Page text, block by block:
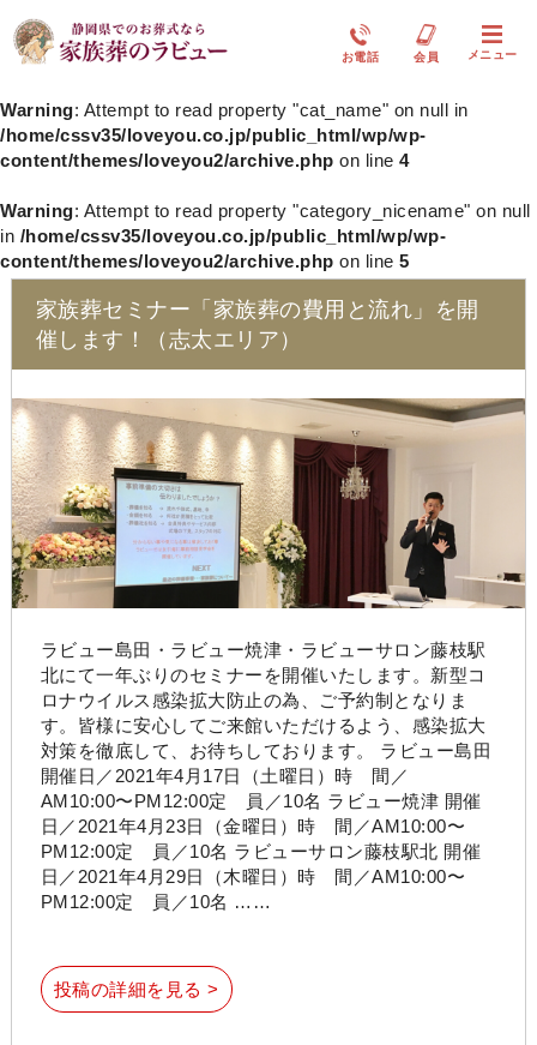
お電話 会員 メニュー
Warning: Attempt to read property "cat_name" on null in
/home/cssv35/loveyou.co.jp/public_html/wp/wp-
content/themes/loveyou2/archive.php on line 4
Warning: Attempt to read property "category_nicename" on null
in /home/cssv35/loveyou.co.jp/public_html/wp/wp-
content/themes/loveyou2/archive.php on line 5
家族葬セミナー「家族葬の費用と流れ」を開
催します！（志太エリア）
ラビュー島田・ラビュー焼津・ラビューサロン藤枝駅
北にて一年ぶりのセミナーを開催いたします。新型コ
ロナウイルス感染拡大防止の為、ご予約制となりま
す。皆様に安心してご来館いただけるよう、感染拡大
対策を徹底して、お待ちしております。 ラビュー島田
開催日／2021年4月17日（土曜日）時 間／
AM10:00〜PM12:00定 員／10名 ラビュー焼津 開催
日／2021年4月23日（金曜日）時 間／AM10:00〜
PM12:00定 員／10名 ラビューサロン藤枝駅北 開催
日／2021年4月29日（木曜日）時 間／AM10:00〜
PM12:00定 員／10名 ……
投稿の詳細を見る >